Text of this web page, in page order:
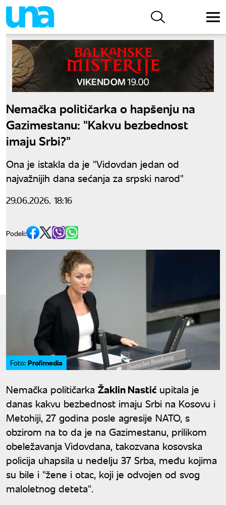
Nemačka političarka o hapšenju na
Gazimestanu: "Kakvu bezbednost
imaju Srbi?"
Ona je istakla da je "Vidovdan jedan od
najvažnijih dana sećanja za srpski narod"
29.06.2026. 18:16
Podeli:
Foto: Profimedia
Nemačka političarka Žaklin Nastić upitala je
danas kakvu bezbednost imaju Srbi na Kosovu i
Metohiji, 27 godina posle agresije NATO, s
obzirom na to da je na Gazimestanu, prilikom
obeležavanja Vidovdana, takozvana kosovska
policija uhapsila u nedelju 37 Srba, među kojima
su bile i "žene i otac, koji je odvojen od svog
maloletnog deteta".